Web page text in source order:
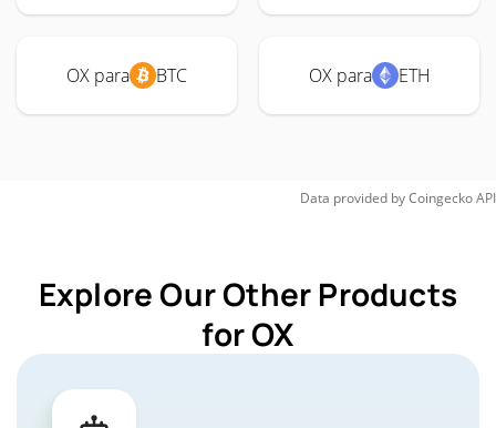
OX para BTC OX para ETH
Data provided byCoingeckoAPI
Explore Our Other Products
for OX